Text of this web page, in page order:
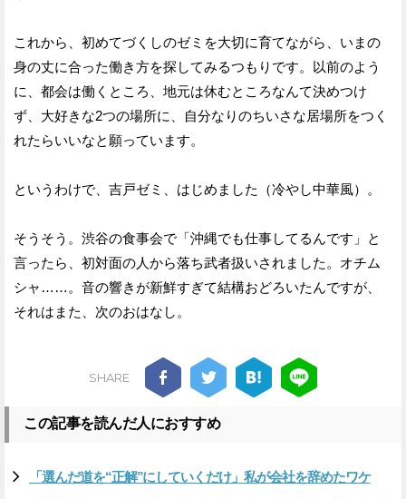
これから、初めてづくしのゼミを大切に育てながら、いまの
身の丈に合った働き方を探してみるつもりです。以前のよう
に、都会は働くところ、地元は休むところなんて決めつけ
ず、大好きな2つの場所に、自分なりのちいさな居場所をつく
れたらいいなと願っています。
というわけで、吉戸ゼミ、はじめました（冷やし中華風）。
そうそう。渋谷の食事会で「沖縄でも仕事してるんです」と
言ったら、初対面の人から落ち武者扱いされました。オチム
シャ……。音の響きが新鮮すぎて結構おどろいたんですが、
それはまた、次のおはなし。
SHARE
この記事を読んだ人におすすめ
「選んだ道を“正解”にしていくだけ」私が会社を辞めたワケ